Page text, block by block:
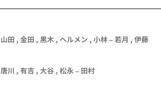
山田 , 金田 , 黒木 , ヘルメン , 小林–若月 , 伊藤
唐川 , 有吉 , 大谷 , 松永 – 田村